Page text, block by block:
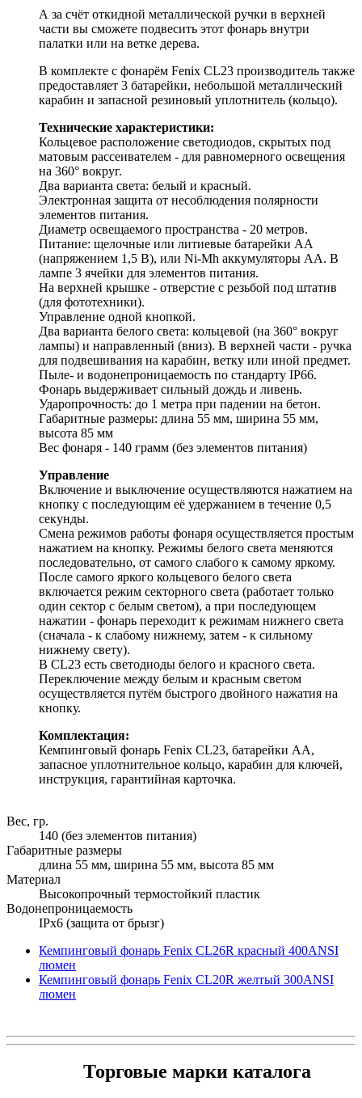
А за счёт откидной металлической ручки в верхней
части вы сможете подвесить этот фонарь внутри
палатки или на ветке дерева.
В комплекте с фонарём Fenix CL23 производитель также
предоставляет 3 батарейки, небольшой металлический
карабин и запасной резиновый уплотнитель (кольцо).
Технические характеристики:
Кольцевое расположение светодиодов, скрытых под
матовым рассеивателем - для равномерного освещения
на 360° вокруг.
Два варианта света: белый и красный.
Электронная защита от несоблюдения полярности
элементов питания.
Диаметр освещаемого пространства - 20 метров.
Питание: щелочные или литиевые батарейки АА
(напряжением 1,5 В), или Ni-Mh аккумуляторы АА. В
лампе 3 ячейки для элементов питания.
На верхней крышке - отверстие с резьбой под штатив
(для фототехники).
Управление одной кнопкой.
Два варианта белого света: кольцевой (на 360° вокруг
лампы) и направленный (вниз). В верхней части - ручка
для подвешивания на карабин, ветку или иной предмет.
Пыле- и водонепроницаемость по стандарту IP66.
Фонарь выдерживает сильный дождь и ливень.
Ударопрочность: до 1 метра при падении на бетон.
Габаритные размеры: длина 55 мм, ширина 55 мм,
высота 85 мм
Вес фонаря - 140 грамм (без элементов питания)
Управление
Включение и выключение осуществляются нажатием на
кнопку с последующим её удержанием в течение 0,5
секунды.
Смена режимов работы фонаря осуществляется простым
нажатием на кнопку. Режимы белого света меняются
последовательно, от самого слабого к самому яркому.
После самого яркого кольцевого белого света
включается режим секторного света (работает только
один сектор с белым светом), а при последующем
нажатии - фонарь переходит к режимам нижнего света
(сначала - к слабому нижнему, затем - к сильному
нижнему свету).
В CL23 есть светодиоды белого и красного света.
Переключение между белым и красным светом
осуществляется путём быстрого двойного нажатия на
кнопку.
Комплектация:
Кемпинговый фонарь Fenix CL23, батарейки АА,
запасное уплотнительное кольцо, карабин для ключей,
инструкция, гарантийная карточка.
Вес, гр.
140 (без элементов питания)
Габаритные размеры
длина 55 мм, ширина 55 мм, высота 85 мм
Материал
Высокопрочный термостойкий пластик
Водонепроницаемость
IPx6 (защита от брызг)
Кемпинговый фонарь Fenix CL26R красный 400ANSI
люмен
Кемпинговый фонарь Fenix CL20R желтый 300ANSI
люмен
Торговые марки каталога